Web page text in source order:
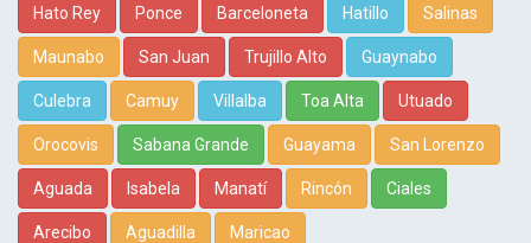
Hato Rey Ponce Barceloneta Hatillo Salinas
Maunabo San Juan Trujillo Alto Guaynabo
Culebra Camuy Villalba Toa Alta Utuado
Orocovis Sabana Grande Guayama San Lorenzo
Aguada Isabela Manatí Rincón Ciales
Arecibo Aguadilla Maricao